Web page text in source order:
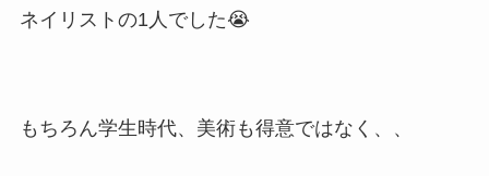
ネイリストの1人でした😭
もちろん学生時代、美術も得意ではなく、、